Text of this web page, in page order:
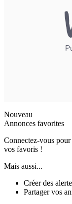
Nouveau
Annonces favorites
Connectez-vous
vos favoris !
Mais aussi...
Créer des
Partager vos